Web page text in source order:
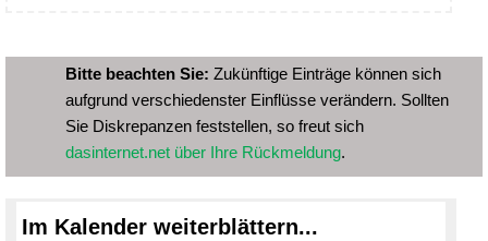
Bitte beachten Sie: Zukünftige Einträge können sich
aufgrund verschiedenster Einflüsse verändern. Sollten
Sie Diskrepanzen feststellen, so freut sich
dasinternet.net über Ihre Rückmeldung.
Im Kalender weiterblättern...